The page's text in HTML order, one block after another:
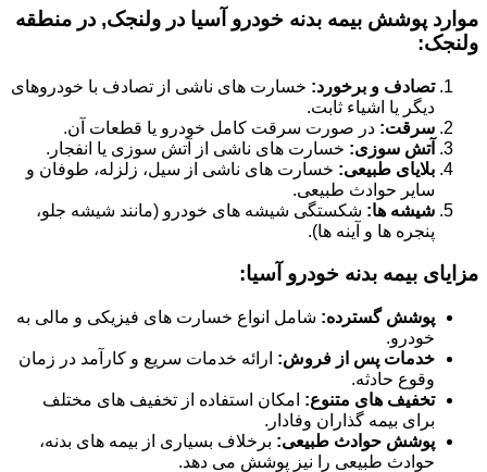
موارد پوشش بیمه بدنه خودرو آسیا در ولنجک, در منطقه
ولنجک:
تصادف و برخورد: خسارت های ناشی از تصادف با خودروهای
دیگر یا اشیاء ثابت.
سرقت: در صورت سرقت کامل خودرو یا قطعات آن.
آتش سوزی: خسارت های ناشی از آتش سوزی یا انفجار.
بلایای طبیعی: خسارت های ناشی از سیل، زلزله، طوفان و
سایر حوادث طبیعی.
شیشه ها: شکستگی شیشه های خودرو (مانند شیشه جلو،
پنجره ها و آینه ها).
مزایای بیمه بدنه خودرو آسیا:
پوشش گسترده: شامل انواع خسارت های فیزیکی و مالی به
خودرو.
خدمات پس از فروش: ارائه خدمات سریع و کارآمد در زمان
وقوع حادثه.
تخفیف های متنوع: امکان استفاده از تخفیف های مختلف
برای بیمه گذاران وفادار.
پوشش حوادث طبیعی: برخلاف بسیاری از بیمه های بدنه،
حوادث طبیعی را نیز پوشش می دهد.